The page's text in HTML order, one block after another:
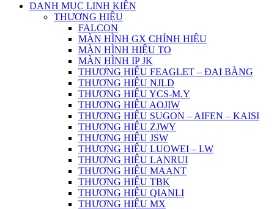
DANH MỤC LINH KIỆN
THƯƠNG HIỆU
FALCON
MÀN HÌNH GX CHÍNH HIỆU
MÀN HÌNH HIỆU TO
MÀN HÌNH IP JK
THƯƠNG HIỆU FEAGLET – ĐẠI BÀNG
THƯƠNG HIỆU NJLD
THƯƠNG HIỆU YCS-M.Y
THƯƠNG HIỆU AOJIW
THƯƠNG HIỆU SUGON – AIFEN – KAISI
THƯƠNG HIỆU ZJWY
THƯƠNG HIỆU JSW
THƯƠNG HIỆU LUOWEI – LW
THƯƠNG HIỆU LANRUI
THƯƠNG HIỆU MAANT
THƯƠNG HIỆU TBK
THƯƠNG HIỆU QIANLI
THƯƠNG HIỆU MX